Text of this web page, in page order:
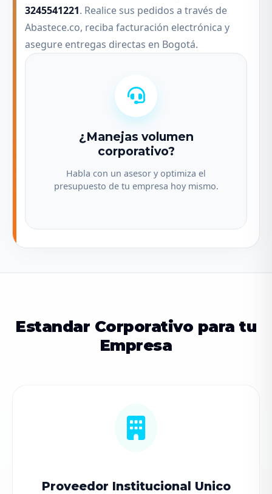
3245541221. Realice sus pedidos a través de
Abastece.co, reciba facturación electrónica y
asegure entregas directas en Bogotá.
¿Manejas volumen
corporativo?
Habla con un asesor y optimiza el
presupuesto de tu empresa hoy mismo.
Estandar Corporativo para tu
Empresa
Proveedor Institucional Unico